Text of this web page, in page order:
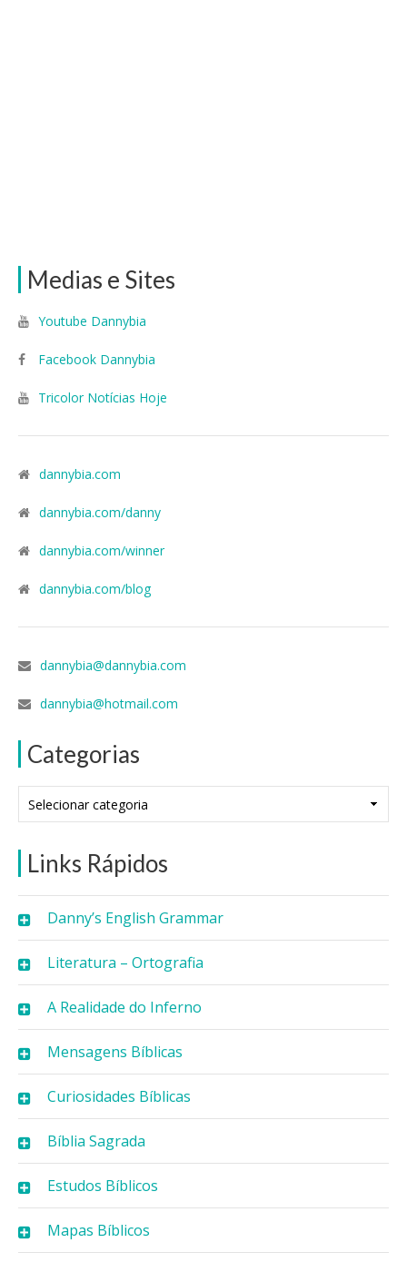
Medias e Sites
Youtube Dannybia
Facebook Dannybia
Tricolor Notícias Hoje
dannybia.com
dannybia.com/danny
dannybia.com/winner
dannybia.com/blog
dannybia@dannybia.com
dannybia@hotmail.com
Categorias
Links Rápidos
Danny’s English Grammar
Literatura – Ortografia
A Realidade do Inferno
Mensagens Bíblicas
Curiosidades Bíblicas
Bíblia Sagrada
Estudos Bíblicos
Mapas Bíblicos